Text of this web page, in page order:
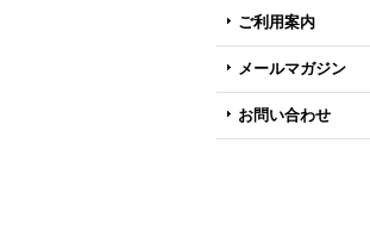
ご利用案内
メールマガジン
お問い合わせ